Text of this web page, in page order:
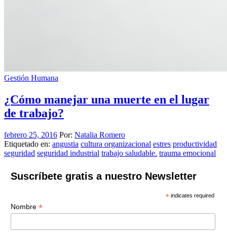
Gestión Humana
¿Cómo manejar una muerte en el lugar
de trabajo?
febrero 25, 2016 Por: Natalia Romero
Etiquetado en: angustia cultura organizacional estres productividad
seguridad seguridad industrial trabajo saludable. trauma emocional
Suscríbete gratis a nuestro Newsletter
* indicates required
Nombre *